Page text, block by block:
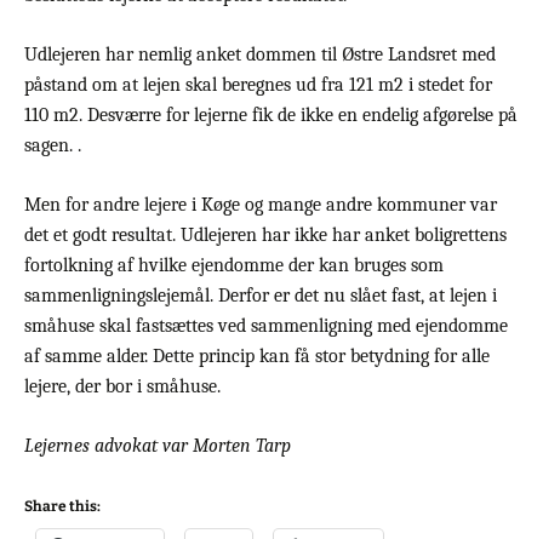
Udlejeren har nemlig anket dommen til Østre Landsret med
påstand om at lejen skal beregnes ud fra 121 m2 i stedet for
110 m2. Desværre for lejerne fik de ikke en endelig afgørelse på
sagen. .
Men for andre lejere i Køge og mange andre kommuner var
det et godt resultat. Udlejeren har ikke har anket boligrettens
fortolkning af hvilke ejendomme der kan bruges som
sammenligningslejemål. Derfor er det nu slået fast, at lejen i
småhuse skal fastsættes ved sammenligning med ejendomme
af samme alder. Dette princip kan få stor betydning for alle
lejere, der bor i småhuse.
Lejernes advokat var Morten Tarp
Share this: